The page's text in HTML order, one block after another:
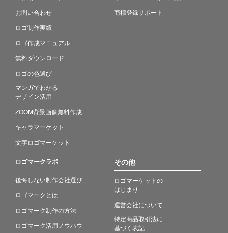
お問い合わせ
ロゴ制作実績
ロゴ作成マニュアル
無料ダウンロード
ロゴの色選び
マンガでわかる
デザイン活用
ZOOM背景画像無料作成
キャラマーケット
文字ロゴマーケット
商標登録サポート
ロゴマークラボ
後悔しない制作会社選び
ロゴマークとは
ロゴマーク制作の方法
ロゴマーク活用ノウハウ
その他
ロゴマーケットの
はじまり
運営会社について
特定商品取引法に
基づく表記